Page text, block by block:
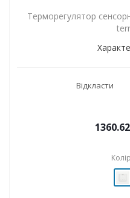
Терморегулятор
Відкласти
1360.62